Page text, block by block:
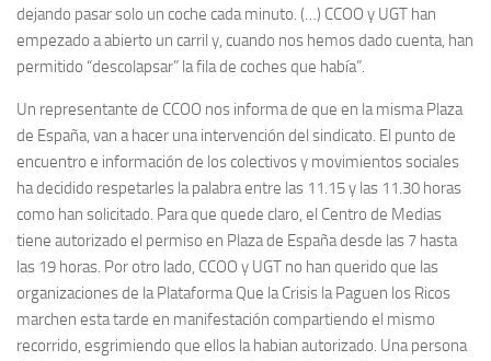
dejando pasar solo un coche cada minuto. (…) CCOO y UGT han
empezado a abierto un carril y, cuando nos hemos dado cuenta, han
permitido “descolapsar” la fila de coches que había”.
Un representante de CCOO nos informa de que en la misma Plaza
de España, van a hacer una intervención del sindicato. El punto de
encuentro e información de los colectivos y movimientos sociales
ha decidido respetarles la palabra entre las 11.15 y las 11.30 horas
como han solicitado. Para que quede claro, el Centro de Medias
tiene autorizado el permiso en Plaza de España desde las 7 hasta
las 19 horas. Por otro lado, CCOO y UGT no han querido que las
organizaciones de la Plataforma Que la Crisis la Paguen los Ricos
marchen esta tarde en manifestación compartiendo el mismo
recorrido, esgrimiendo que ellos la habian autorizado. Una persona